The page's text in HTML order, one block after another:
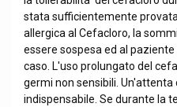
stata sufficientemente
allergica al Cefacloro, la
essere sospesa ed al
caso. L'uso prolungato del
germi non sensibili.
indispensabile. Se durante la